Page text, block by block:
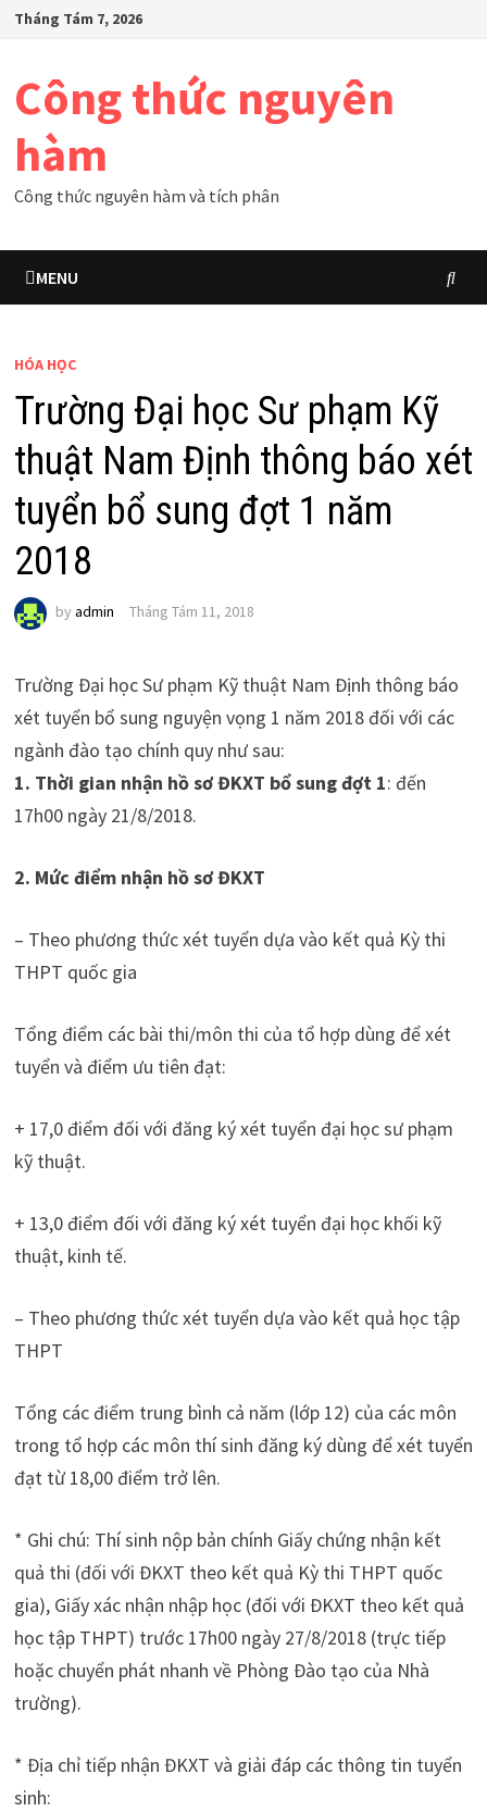
SkipTháng Tám 7, 2026
Công thức nguyên
hàm
Công thức nguyên hàm và tích phân
MENU
HÓA HỌC
Trường Đại học Sư phạm Kỹ
thuật Nam Định thông báo xét
tuyển bổ sung đợt 1 năm
2018
by admin Tháng Tám 11, 2018
Trường Đại học Sư phạm Kỹ thuật Nam Định thông báo
xét tuyển bổ sung nguyện vọng 1 năm 2018 đối với các
ngành đào tạo chính quy như sau:
1. Thời gian nhận hồ sơ ĐKXT bổ sung đợt 1: đến
17h00 ngày 21/8/2018.
2. Mức điểm nhận hồ sơ ĐKXT
– Theo phương thức xét tuyển dựa vào kết quả Kỳ thi
THPT quốc gia
Tổng điểm các bài thi/môn thi của tổ hợp dùng để xét
tuyển và điểm ưu tiên đạt:
+ 17,0 điểm đối với đăng ký xét tuyển đại học sư phạm
kỹ thuật.
+ 13,0 điểm đối với đăng ký xét tuyển đại học khối kỹ
thuật, kinh tế.
– Theo phương thức xét tuyển dựa vào kết quả học tập
THPT
Tổng các điểm trung bình cả năm (lớp 12) của các môn
trong tổ hợp các môn thí sinh đăng ký dùng để xét tuyển
đạt từ 18,00 điểm trở lên.
* Ghi chú: Thí sinh nộp bản chính Giấy chứng nhận kết
quả thi (đối với ĐKXT theo kết quả Kỳ thi THPT quốc
gia), Giấy xác nhận nhập học (đối với ĐKXT theo kết quả
học tập THPT) trước 17h00 ngày 27/8/2018 (trực tiếp
hoặc chuyển phát nhanh về Phòng Đào tạo của Nhà
trường).
* Địa chỉ tiếp nhận ĐKXT và giải đáp các thông tin tuyển
sinh: